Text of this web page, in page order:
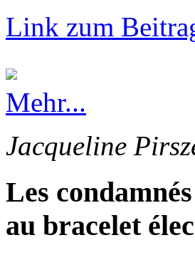
Link zum
Mehr...
Jacqueline
Les
au bracelet